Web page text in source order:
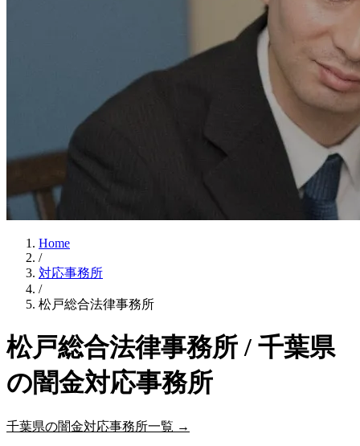
Home
/
対応事務所
/
松戸総合法律事務所
松戸総合法律事務所 / 千葉県
の闇金対応事務所
千葉県の闇金対応事務所一覧 →